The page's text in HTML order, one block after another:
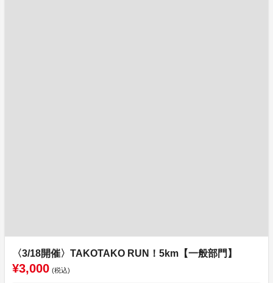
〈3/18開催〉TAKOTAKO RUN！5km【一般部門】
¥3,000 (税込)